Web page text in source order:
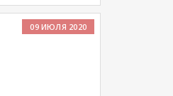
09 ИЮЛЯ 2020